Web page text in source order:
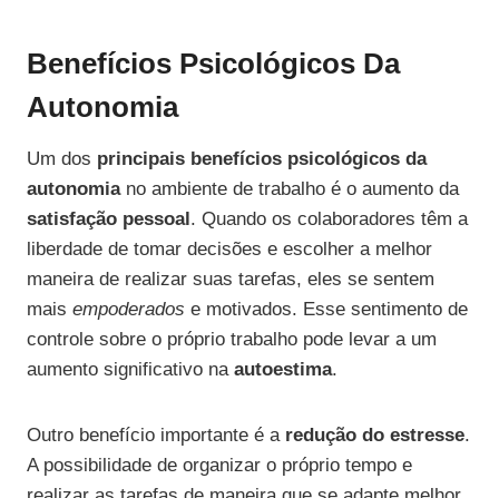
Benefícios Psicológicos Da
Autonomia
Um dos principais benefícios psicológicos da
autonomiano ambiente de trabalho é o aumento da
satisfação pessoal . Quando os colaboradores têm a
liberdade de tomar decisões e escolher a melhor
maneira de realizar suas tarefas, eles se sentem
mais empoderados e motivados. Esse sentimento de
controle sobre o próprio trabalho pode levar a um
aumento significativo na autoestima.
Outro benefício importante é a redução do estresse.
A possibilidade de organizar o próprio tempo e